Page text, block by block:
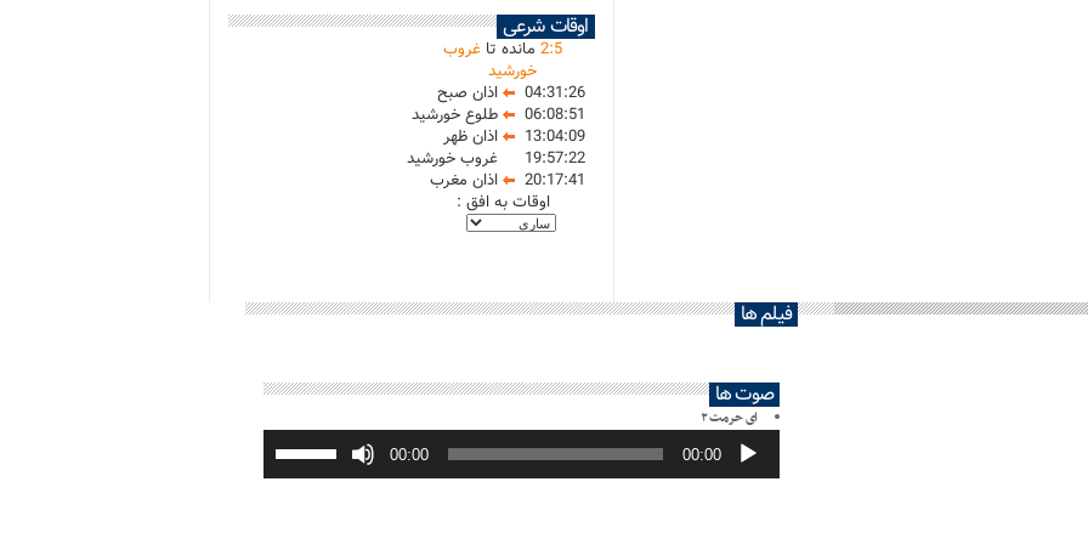
اوقات شرعی
2:5 مانده تا غروب
خورشید
04:31:26
اذان صبح
06:08:51
طلوع خورشید
13:04:09
اذان ظهر
19:57:22
غروب خورشید
20:17:41
اذان مغرب
اوقات به افق :
فیلم ها
صوت ها
ای حرمت ۲
پخش‌کننده
صوت 00:00
00:00
برای
افزایش
یا
صدا